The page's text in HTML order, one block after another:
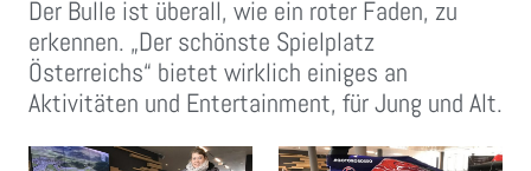
Der Bulle ist überall, wie ein roter Faden, zu
erkennen. „Der schönste Spielplatz
Österreichs“ bietet wirklich einiges an
Aktivitäten und Entertainment, für Jung und Alt.